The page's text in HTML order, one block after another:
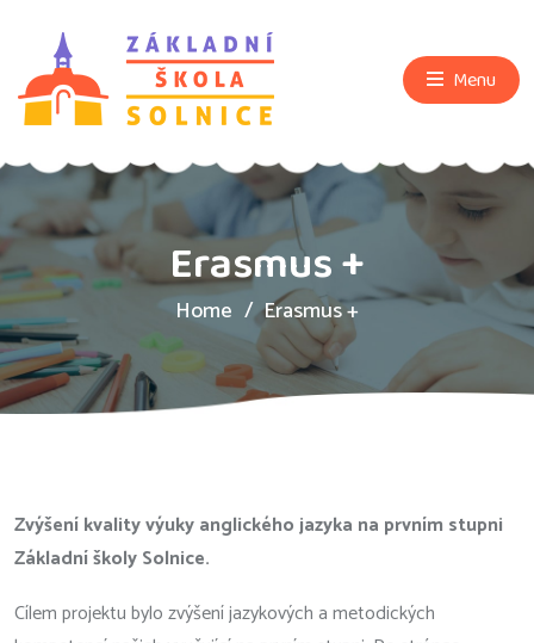
Menu
Erasmus +
Home Erasmus +
Zvýšení kvality výuky anglického jazyka na prvním stupni
Základní školy Solnice.
Cílem projektu bylo zvýšení jazykových a metodických